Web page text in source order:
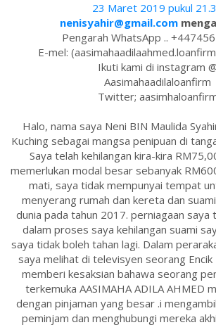
23 Maret 2019 pukul
nenisyahir@gmail.com
Pengarah WhatsApp ..
E-mel:
Ikuti kami di instagram
Aasimahaadilaloanfirm
Twitter;
Halo, nama saya Neni BIN Maulida
Kuching sebagai mangsa penipuan di
Saya telah kehilangan kira-kira
memerlukan modal besar sebanyak
mati, saya tidak mempunyai tempat
menyerang rumah dan kereta dan
dunia pada tahun 2017. perniagaan saya
dalam proses saya kehilangan suami
saya tidak boleh tahan lagi. Dalam
saya melihat di televisyen seorang Encik
memberi kesaksian bahawa seorang
terkemuka AASIMAHA ADILA AHMED
dengan pinjaman yang besar .i
peminjam dan menghubungi mereka